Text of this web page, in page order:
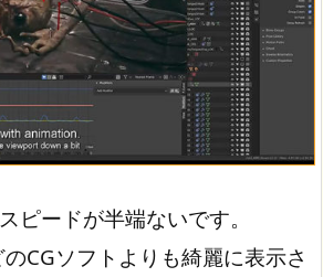
ピードが半端ないです。
CGソフトよりも綺麗に表示さ